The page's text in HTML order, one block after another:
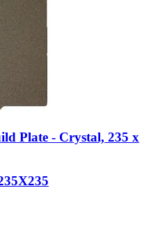
Plate -​ Crystal, 235 x